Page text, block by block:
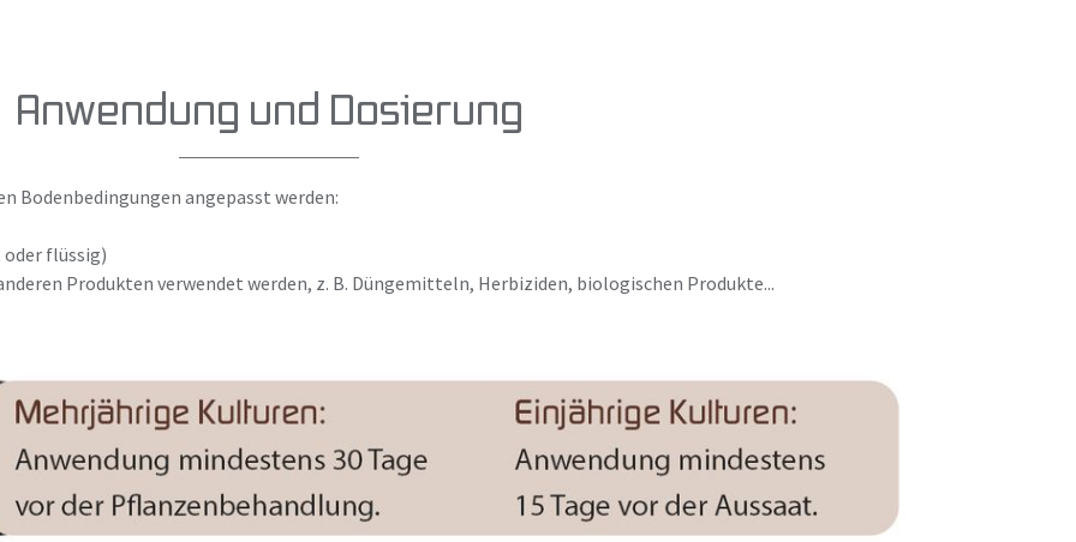
Anwendung und Dosierung
Bodenbedingungen angepasst werden:
flüssig)
Produkten verwendet werden, z. B. Düngemitteln, Herbiziden, biologischen Produkte...